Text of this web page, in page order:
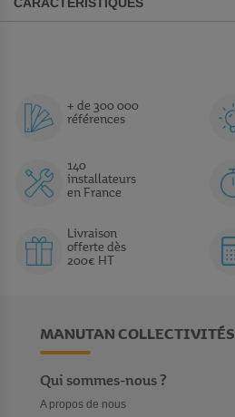
+ de 300 000
références
140
installateurs
en France
Livraison
offerte dès
200€ HT
MANUTAN COLLECTIVITÉS
Qui sommes-nous ?
A propos de nous